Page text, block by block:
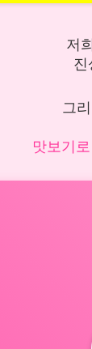
저
진
그
맛보기